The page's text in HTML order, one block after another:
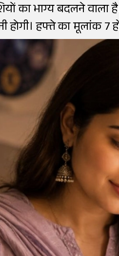
का भाग्य बदलने
होगी। हफ्ते का मूलांक 7